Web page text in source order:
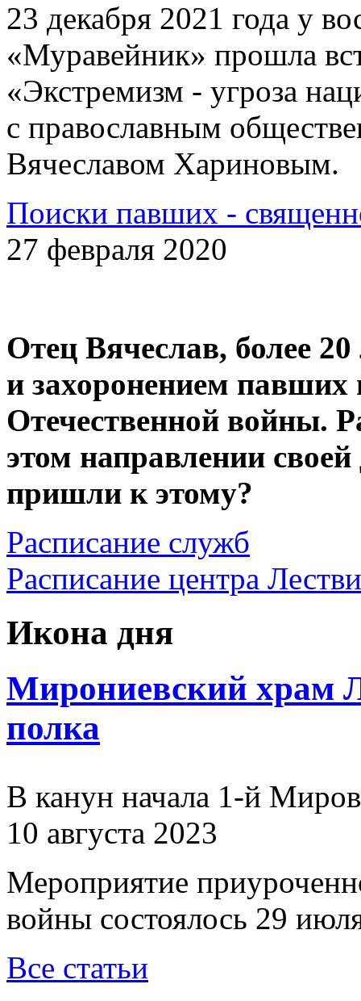
23 декабря 2021 года у
«Муравейник» прошла
«Экстремизм - угроза
с православным
Вячеславом Хариновым.
Поиски павших -
27 февраля 2020
Отец Вячеслав, более
и захоронением павших
Отечественной войны.
этом направлении
пришли к этому?
Расписание служб
Расписание центра
Икона дня
Мирониевский храм
полка
В канун начала 1-й
10 августа 2023
Мероприятие
войны состоялось 29
Все статьи